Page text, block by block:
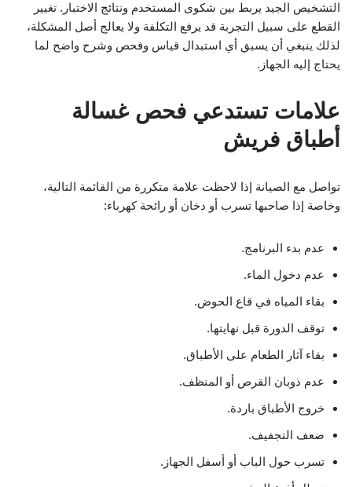
التشخيص الجيد يربط بين شكوى المستخدم ونتائج الاختبار. تغيير
القطع على سبيل التجربة قد يرفع التكلفة ولا يعالج أصل المشكلة،
لذلك ينبغي أن يسبق أي استبدال قياس وفحص وشرح واضح لما
يحتاج إليه الجهاز.
علامات تستدعي فحص غسالة
أطباق فريش
تواصل مع الصيانة إذا لاحظت علامة متكررة من القائمة التالية،
وخاصة إذا صاحبها تسرب أو دخان أو رائحة كهرباء:
عدم بدء البرنامج.
عدم دخول الماء.
بقاء المياه في قاع الحوض.
توقف الدورة قبل نهايتها.
بقاء آثار الطعام على الأطباق.
عدم ذوبان القرص أو المنظف.
خروج الأطباق باردة.
ضعف التجفيف.
تسرب حول الباب أو أسفل الجهاز.